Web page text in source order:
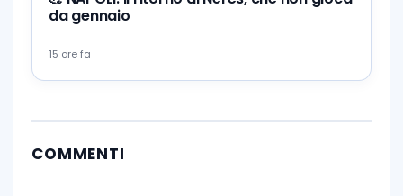
da gennaio
15 ore fa
COMMENTI